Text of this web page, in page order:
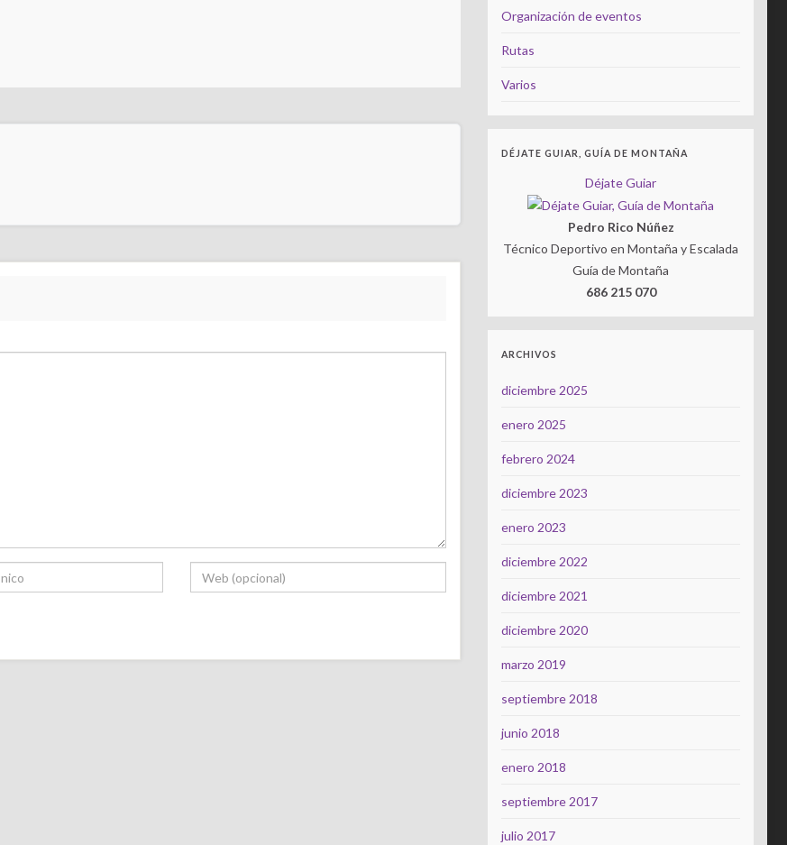
Organización de eventos
Rutas
Varios
DÉJATE GUIAR, GUÍA DE MONTAÑA
Déjate Guiar
Pedro Rico Núñez
Técnico Deportivo en Montaña y Escalada
Guía de Montaña
686 215 070
ARCHIVOS
diciembre 2025
enero 2025
febrero 2024
diciembre 2023
enero 2023
diciembre 2022
diciembre 2021
diciembre 2020
marzo 2019
septiembre 2018
junio 2018
enero 2018
septiembre 2017
julio 2017